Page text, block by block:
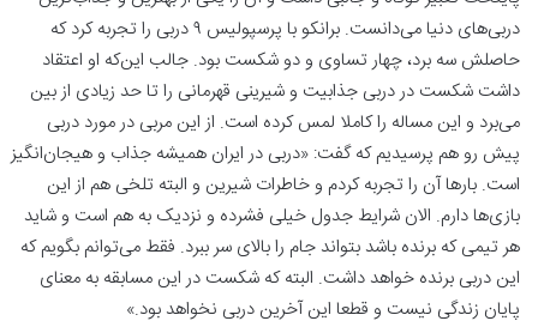
دربی‌های دنیا می‌دانست. برانکو با پرسپولیس ۹ دربی را تجربه کرد که
حاصلش سه برد، چهار تساوی و دو شکست بود. جالب این‌که او اعتقاد
داشت شکست در دربی جذابیت و شیرینی قهرمانی را تا حد زیادی از بین
می‌برد و این مساله را کاملا لمس کرده است. از این مربی در مورد دربی
پیش رو هم پرسیدیم که گفت: «دربی در ایران همیشه جذاب و هیجان‌انگیز
است. بارها آن را تجربه کردم و خاطرات شیرین و البته تلخی هم از این
بازی‌ها دارم. الان شرایط جدول خیلی فشرده و نزدیک به هم است و شاید
هر تیمی که برنده باشد بتواند جام را بالای سر ببرد. فقط می‌توانم بگویم که
این دربی برنده خواهد داشت. البته که شکست در این مسابقه به معنای
پایان زندگی نیست و قطعا این آخرین دربی نخواهد بود.»